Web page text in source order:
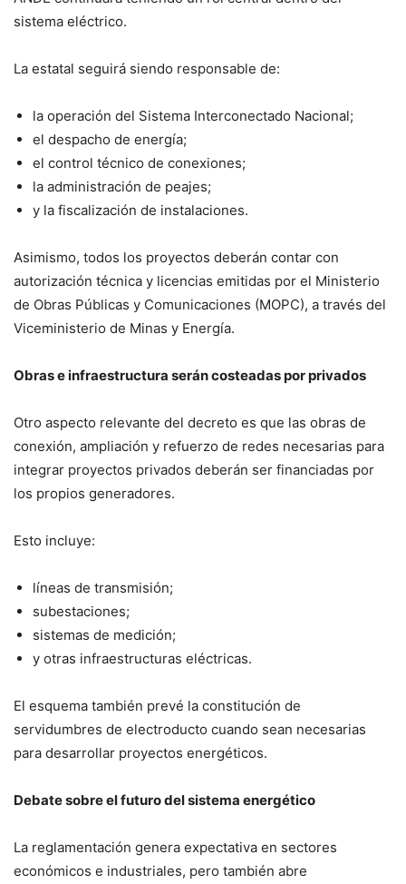
sistema eléctrico.
La estatal seguirá siendo responsable de:
la operación del Sistema Interconectado Nacional;
el despacho de energía;
el control técnico de conexiones;
la administración de peajes;
y la fiscalización de instalaciones.
Asimismo, todos los proyectos deberán contar con
autorización técnica y licencias emitidas por el Ministerio
de Obras Públicas y Comunicaciones (MOPC), a través del
Viceministerio de Minas y Energía.
Obras e infraestructura serán costeadas por privados
Otro aspecto relevante del decreto es que las obras de
conexión, ampliación y refuerzo de redes necesarias para
integrar proyectos privados deberán ser financiadas por
los propios generadores.
Esto incluye:
líneas de transmisión;
subestaciones;
sistemas de medición;
y otras infraestructuras eléctricas.
El esquema también prevé la constitución de
servidumbres de electroducto cuando sean necesarias
para desarrollar proyectos energéticos.
Debate sobre el futuro del sistema energético
La reglamentación genera expectativa en sectores
económicos e industriales, pero también abre